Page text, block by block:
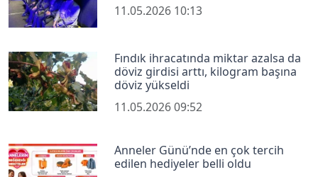
11.05.2026 10:13
Fındık ihracatında miktar azalsa da
döviz girdisi arttı, kilogram başına
döviz yükseldi
11.05.2026 09:52
Anneler Günü’nde en çok tercih
edilen hediyeler belli oldu